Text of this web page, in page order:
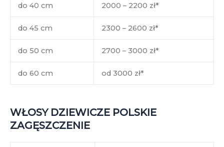
do 40 cm 2000 – 2200 zł*
do 45 cm 2300 – 2600 zł*
do 50 cm 2700 – 3000 zł*
do 60 cm od 3000 zł*
WŁOSY DZIEWICZE POLSKIE
ZAGĘSZCZENIE